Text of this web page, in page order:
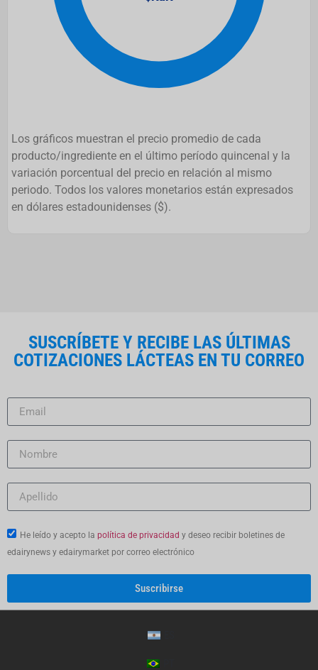
Los gráficos muestran el precio promedio de cada
producto/ingrediente en el último período quincenal y la
variación porcentual del precio en relación al mismo
periodo. Todos los valores monetarios están expresados
en dólares estadounidenses ($).
SUSCRÍBETE Y RECIBE LAS ÚLTIMAS
COTIZACIONES LÁCTEAS EN TU CORREO
He leído y acepto la política de privacidad y deseo recibir boletines de
edairynews y edairymarket por correo electrónico
Suscribirse